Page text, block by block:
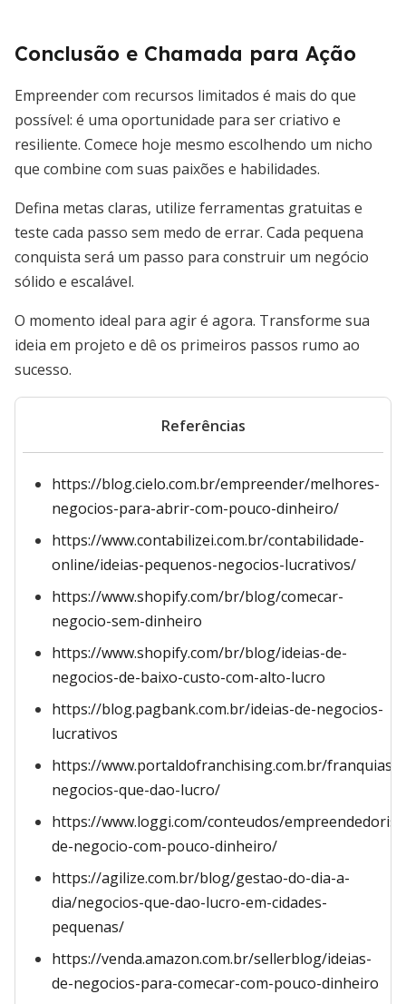
Conclusão e Chamada para Ação
Empreender com recursos limitados é mais do que
possível: é uma oportunidade para ser criativo e
resiliente. Comece hoje mesmo escolhendo um nicho
que combine com suas paixões e habilidades.
Defina metas claras, utilize ferramentas gratuitas e
teste cada passo sem medo de errar. Cada pequena
conquista será um passo para construir um negócio
sólido e escalável.
O momento ideal para agir é agora. Transforme sua
ideia em projeto e dê os primeiros passos rumo ao
sucesso.
Referências
https://blog.cielo.com.br/empreender/melhores-
negocios-para-abrir-com-pouco-dinheiro/
https://www.contabilizei.com.br/contabilidade-
online/ideias-pequenos-negocios-lucrativos/
https://www.shopify.com/br/blog/comecar-
negocio-sem-dinheiro
https://www.shopify.com/br/blog/ideias-de-
negocios-de-baixo-custo-com-alto-lucro
https://blog.pagbank.com.br/ideias-de-negocios-
lucrativos
https://www.portaldofranchising.com.br/franquias/
negocios-que-dao-lucro/
https://www.loggi.com/conteudos/
de-negocio-com-pouco-dinheiro/
https://agilize.com.br/blog/gestao-do-dia-a-
dia/negocios-que-dao-lucro-em-cidades-
pequenas/
https://venda.amazon.com.br/sellerblog/ideias-
de-negocios-para-comecar-com-pouco-dinheiro